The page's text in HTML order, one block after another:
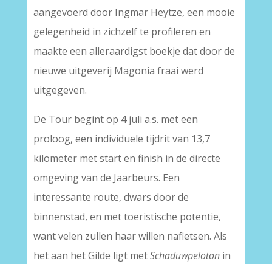
aangevoerd door Ingmar Heytze, een mooie
gelegenheid in zichzelf te profileren en
maakte een alleraardigst boekje dat door de
nieuwe uitgeverij Magonia fraai werd
uitgegeven.
De Tour begint op 4 juli a.s. met een
proloog, een individuele tijdrit van 13,7
kilometer met start en finish in de directe
omgeving van de Jaarbeurs. Een
interessante route, dwars door de
binnenstad, en met toeristische potentie,
want velen zullen haar willen nafietsen. Als
het aan het Gilde ligt metSchaduwpelotonin